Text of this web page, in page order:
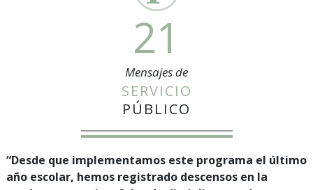
21
Mensajes de
SERVICIO
PÚBLICO
“Desde que implementamos este programa el último
año escolar, hemos registrado descensos en la